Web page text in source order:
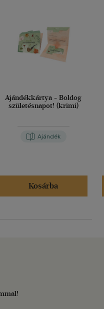
Ajándékkártya - Boldog
születésnapot! (krimi)
Ajándék
Kosárba